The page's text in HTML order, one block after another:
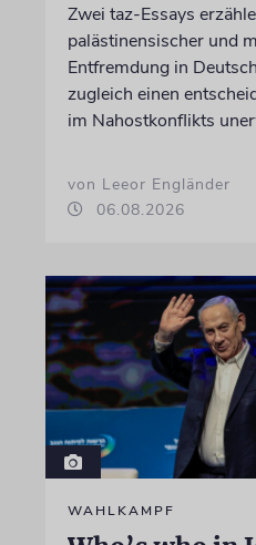
Zwei taz-Essays
palästinensischer und
Entfremdung in
zugleich einen
im Nahostkonflikts
von Leeor Engländer
06.08.2026
WAHLKAMPF